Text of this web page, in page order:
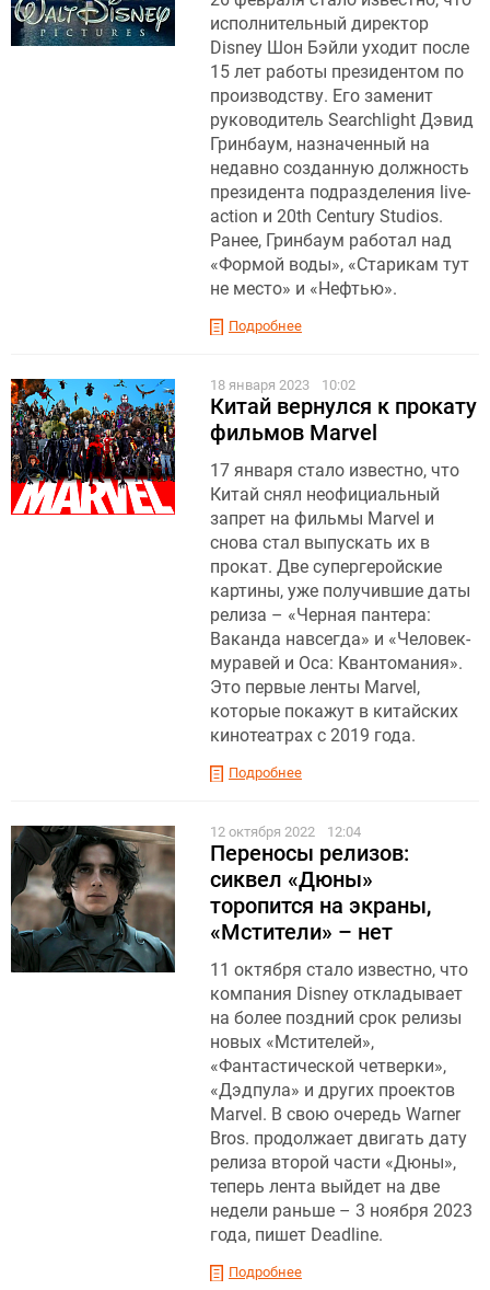
исполнительный директор
Disney Шон Бэйли уходит после
15 лет работы президентом по
производству. Его заменит
руководитель Searchlight Дэвид
Гринбаум, назначенный на
недавно созданную должность
президента подразделения live-
action и 20th Century Studios.
Ранее, Гринбаум работал над
«Формой воды», «Старикам тут
не место» и «Нефтью».
Подробнее
18 января 2023 10:02
Китай вернулся к прокату
фильмов Marvel
17 января стало известно, что
Китай снял неофициальный
запрет на фильмы Marvel и
снова стал выпускать их в
прокат. Две супергеройские
картины, уже получившие даты
релиза – «Черная пантера:
Ваканда навсегда» и «Человек-
муравей и Оса: Квантомания».
Это первые ленты Marvel,
которые покажут в китайских
кинотеатрах с 2019 года.
Подробнее
12 октября 2022 12:04
Переносы релизов:
сиквел «Дюны»
торопится на экраны,
«Мстители» – нет
11 октября стало известно, что
компания Disney откладывает
на более поздний срок релизы
новых «Мстителей»,
«Фантастической четверки»,
«Дэдпула» и других проектов
Marvel. В свою очередь Warner
Bros. продолжает двигать дату
релиза второй части «Дюны»,
теперь лента выйдет на две
недели раньше – 3 ноября 2023
года, пишет Deadline.
Подробнее